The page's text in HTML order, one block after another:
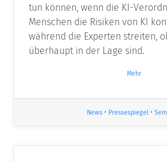
tun können, wenn die KI-
Menschen die Risiken von KI
während die Experten streiten,
überhaupt in der Lage sind.
Mehr
News• Pressespiegel•